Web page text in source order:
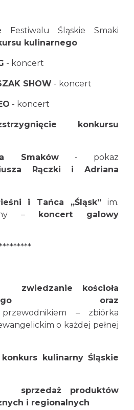
Festiwalu Śląskie Smaki
kulinarnego
- koncert
SHOW - koncert
- koncert
konkursu
Smaków- pokaz
Rączki i Adriana
i Tańca „Śląsk” im.
– koncert galowy
zwiedzanie kościoła
oraz
– zbiórka
o każdej pełnej
konkurs kulinarny Śląskie
sprzedaż produktów
i regionalnych